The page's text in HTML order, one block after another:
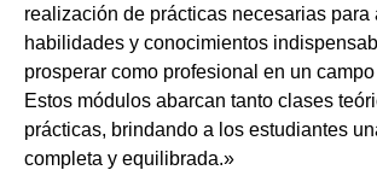
realización de prácticas necesarias para
habilidades y conocimientos
prosperar como profesional en un
Estos módulos abarcan tanto clases
prácticas, brindando a los estudiantes
completa y equilibrada.»